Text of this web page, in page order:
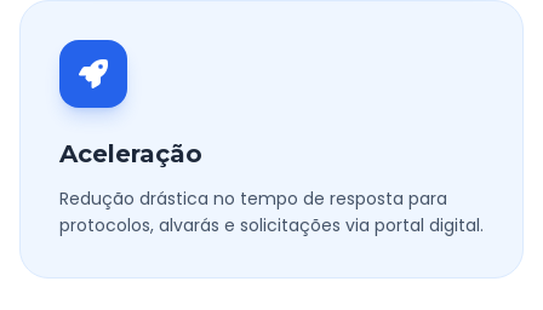
Aceleração
Redução drástica no tempo de resposta para
protocolos, alvarás e solicitações via portal digital.